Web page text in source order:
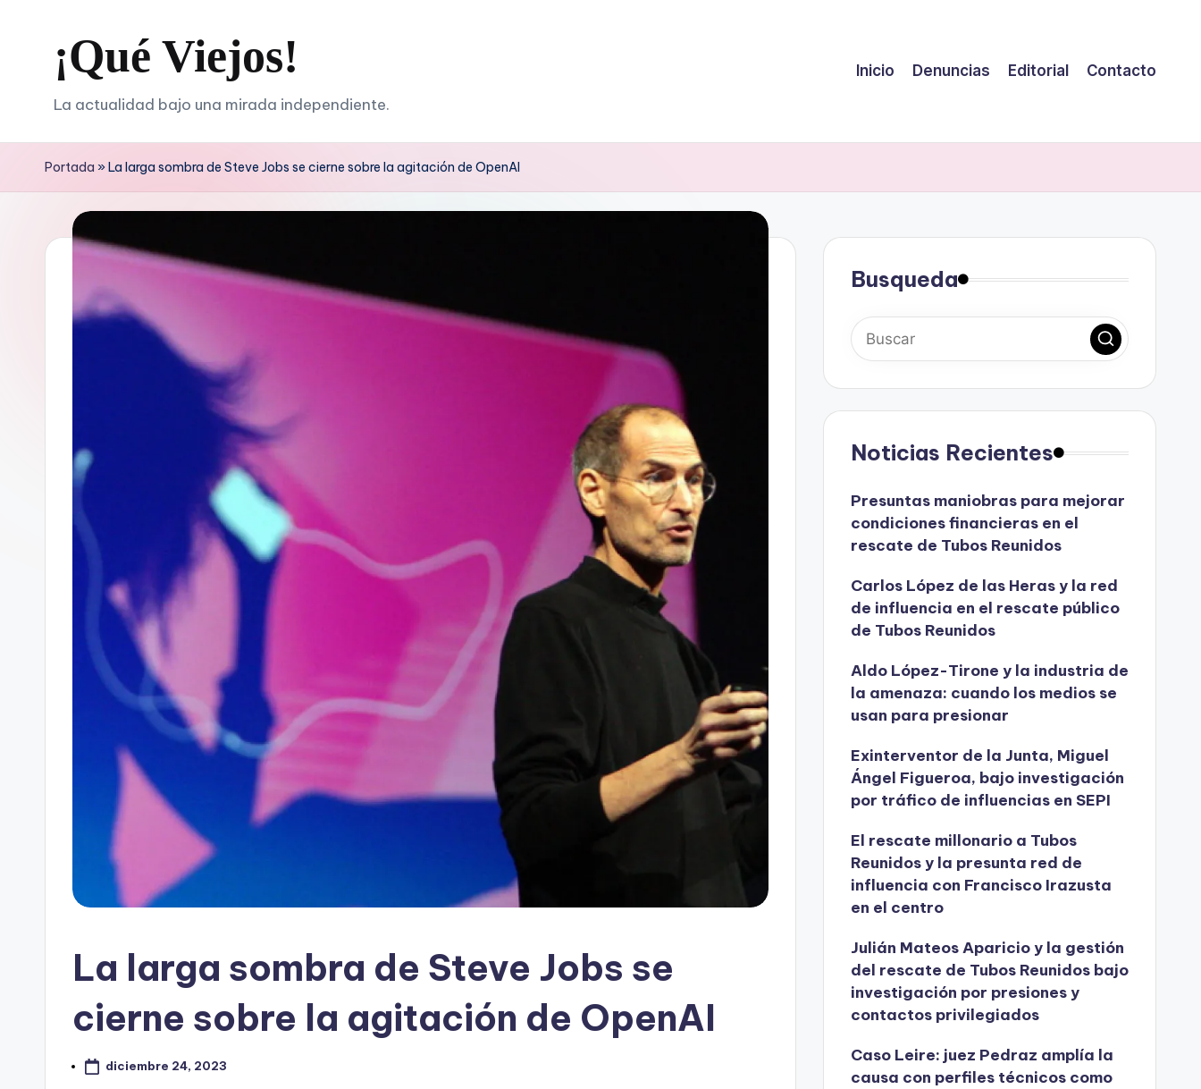
contenido
¡Qué Viejos!
La actualidad bajo una mirada independiente.
Inicio Denuncias Editorial Contacto
Portada »La larga sombra de Steve Jobs se cierne sobre la agitación de OpenAI
La larga sombra de Steve Jobs se
cierne sobre la agitación de OpenAI
diciembre 24, 2023
Busqueda
Noticias Recientes
Presuntas maniobras para mejorar
condiciones financieras en el
rescate de Tubos Reunidos
Carlos López de las Heras y la red
de influencia en el rescate público
de Tubos Reunidos
Aldo López-Tirone y la industria de
la amenaza: cuando los medios se
usan para presionar
Exinterventor de la Junta, Miguel
Ángel Figueroa, bajo investigación
por tráfico de influencias en SEPI
El rescate millonario a Tubos
Reunidos y la presunta red de
influencia con Francisco Irazusta
en el centro
Julián Mateos Aparicio y la gestión
del rescate de Tubos Reunidos bajo
investigación por presiones y
contactos privilegiados
Caso Leire: juez Pedraz amplía la
causa con perfiles técnicos como